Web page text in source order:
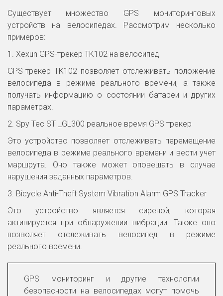
Существует множество GPS мониторинговых
устройств на велосипедах. Рассмотрим несколько
примеров:
1. Xexun GPS-трекер TK102 на велосипед
GPS-трекер TK102 позволяет отслеживать положение
велосипеда в режиме реального времени, а также
получать информацию о состоянии батареи и других
параметрах.
2. Spy Tec STI_GL300 реальное время GPS трекер
Это устройство позволяет отслеживать перемещение
велосипеда в режиме реального времени и вести учет
маршрута. Оно также может оповещать в случае
нарушения заданных параметров.
3. Bicycle Anti-Theft System Vibration Alarm GPS Tracker
Это устройство является сиреной, которая
активируется при обнаружении вибрации. Также оно
позволяет отслеживать велосипед в режиме
реального времени.
GPS мониторинг и другие технологии
безопасности на велосипедах могут помочь